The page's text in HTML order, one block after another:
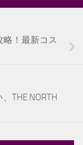
略！最新コス
THE NORTH